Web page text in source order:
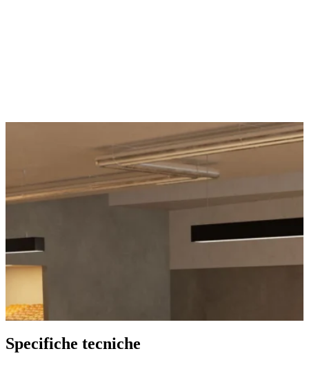
Specifiche tecniche